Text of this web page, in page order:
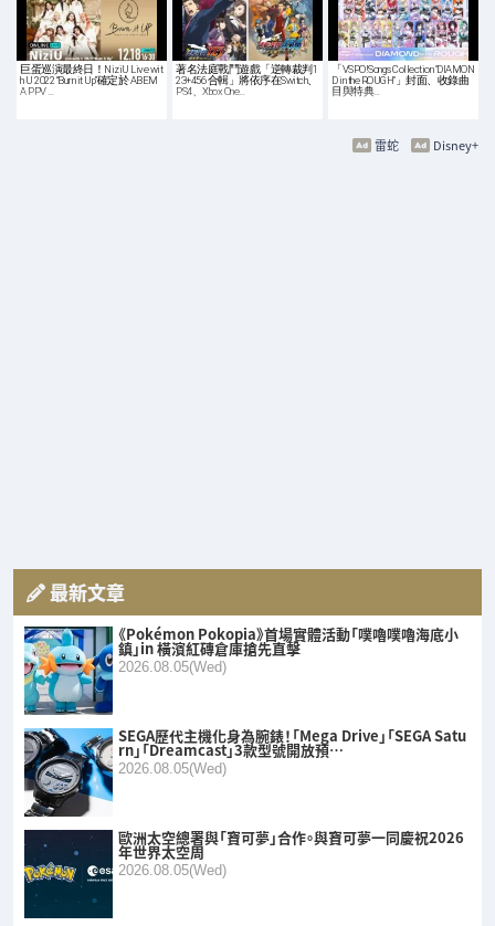
巨蛋巡演最終日！NiziU Live wit
h U 2022 “Burn it Up”確定於 ABEM
A PPV …
著名法庭戰鬥遊戲「逆轉裁判1
23+456 合輯」將依序在Switch、
PS4、Xbox One…
「VSPO!Songs Collection "DIAMON
D in the ROUGH"」封面、收錄曲
目與特典…
Disney+
雷蛇
最新文章
《Pokémon Pokopia》首場實體活動「噗嚕噗嚕海底小
鎮」in 橫濱紅磚倉庫搶先直擊
2026.08.05(Wed)
SEGA歷代主機化身為腕錶！「Mega Drive」「SEGA Satu
rn」「Dreamcast」3款型號開放預…
2026.08.05(Wed)
歐洲太空總署與「寶可夢」合作。與寶可夢一同慶祝2026
年世界太空周
2026.08.05(Wed)